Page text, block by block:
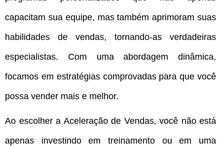
capacitam sua equipe, mas também aprimoram suas
habilidades de vendas, tornando-as verdadeiras
especialistas. Com uma abordagem dinâmica,
focamos em estratégias comprovadas para que você
possa vender mais e melhor.
Ao escolher a Aceleração de Vendas, você não está
apenas investindo em treinamento ou em uma